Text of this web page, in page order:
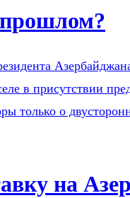
прошлом?
в присутствии
только о
на